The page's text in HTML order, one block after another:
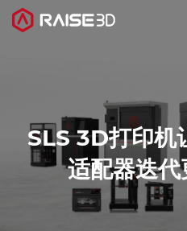
软件
SLS 3D打印机
适配器迭